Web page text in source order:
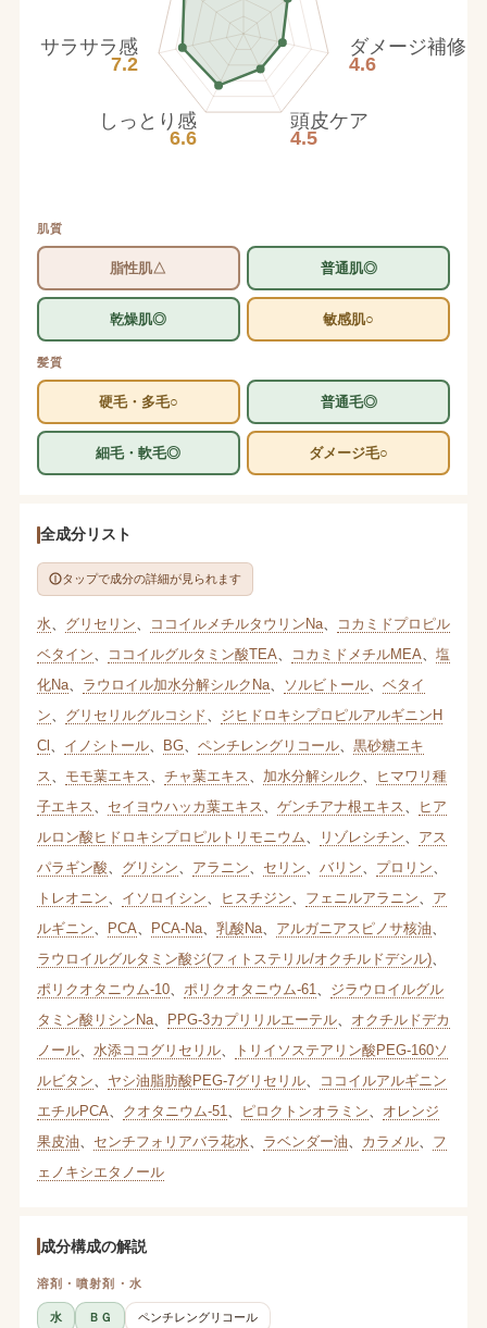
ダメージ補修
4.6
頭皮ケア
4.5
しっとり感
6.6
サラサラ感
7.2
肌質
脂性肌△ 普通肌◎
乾燥肌◎ 敏感肌○
髪質
硬毛・多毛○ 普通毛◎
細毛・軟毛◎ ダメージ毛○
全成分リスト
タップで成分の詳細が見られます
水 グリセリン ココイルメチルタウリンNa、
コカミドプロピル
ベタイン
ココイルグルタミン酸TEA コカミドメチルMEA
塩
化Na、 ラウロイル加水分解シルクNa、 ソルビトール、 ベタイ
ン
グリセリルグルコシド
ジヒドロキシプロピルアルギニンH
Cl
イノシトール、 BG、 ペンチレングリコール、 黒砂糖エキ
ス
モモ葉エキス チャ葉エキス 加水分解シルク
ヒマワリ種
子エキス
セイヨウハッカ葉エキス ゲンチアナ根エキス
ヒア
ルロン酸ヒドロキシプロピルトリモニウム
リゾレシチン
アス
パラギン酸
グリシン アラニン セリン バリン プロリン
トレオニン
イソロイシン ヒスチジン フェニルアラニン
ア
ルギニン
PCA PCA-Na、 乳酸Na、 アルガニアスピノサ核油
ラウロイルグルタミン酸ジ(フィトステリル/オクチルドデシル)、
ポリクオタニウム-10、 ポリクオタニウム-61
ジラウロイルグル
タミン酸リシンNa、 PPG-3カプリリルエーテル、 オクチルドデカ
ノール、 水添ココグリセリル、
トリイソステアリン酸PEG-160ソ
ルビタン
ヤシ油脂肪酸PEG-7グリセリル、
ココイルアルギニン
エチルPCA
クオタニウム-51 ピロクトンオラミン
オレンジ
果皮油
センチフォリアバラ花水 ラベンダー油 カラメル、 フ
ェノキシエタノール
成分構成の解説
溶剤・噴射剤・水
水 ＢＧ ペンチレングリコール